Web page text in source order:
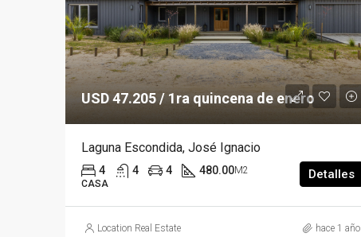
USD 47.205 / 1ra quincena de enero
Laguna Escondida, José Ignacio
4 4 4 480.00M2
CASA
Detalles
Location Real Estate hace 1 año